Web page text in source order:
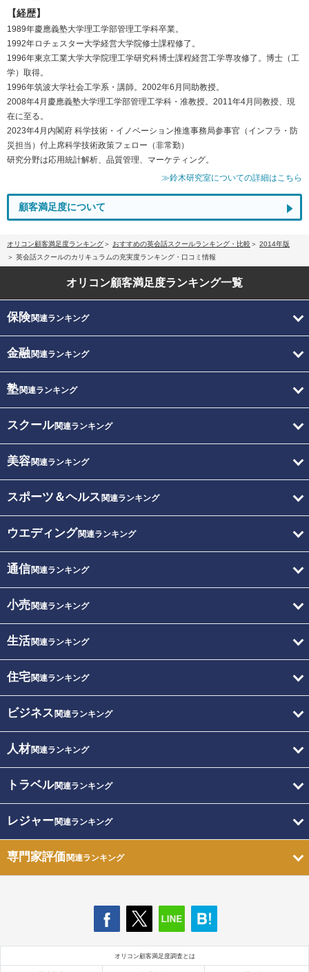
【経歴】
1989年慶應義塾大学理工学部管理工学科卒業。
1992年ロチェスター大学経営大学院修士課程修了。
1996年東京工業大学大学院理工学研究科博士課程経営工学専攻修了。博士（工
学）取得。
1996年筑波大学社会工学系・講師。2002年6月同助教授。
2008年4月慶應義塾大学理工学部管理工学科・准教授。2011年4月同教授、現
在に至る。
2023年4月内閣府 科学技術・イノベーション推進事務局参事官（インフラ・防
災担当）付上席科学技術政策フェロー（非常勤）
研究分野は応用統計解析、品質管理、マーケティング。
≫鈴木研究室についての詳細はこちら
顧客満足度について
オリコン顧客満足度ランキング おすすめの英会話スクールランキング・比較
2014年版
英会話スクールのカリキュラムの充実度ランキング・口コミ情報
オリコン顧客満足度ランキング一覧
保険関連ランキング
金融関連ランキング
塾関連ランキング
スクール関連ランキング
美容関連ランキング
スポーツ＆ヘルス 関連ランキング
ウエディング関連ランキング
通信関連ランキング
小売関連ランキング
生活関連ランキング
住宅関連ランキング
ビジネス 関連ランキング
人材関連ランキング
トラベル関連ランキング
レジャー関連ランキング
専門家評価関連ランキング
オリコン顧客満足度調査とは